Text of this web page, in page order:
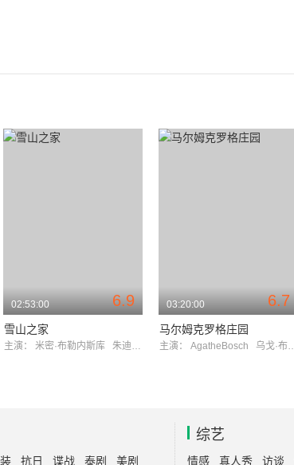
6.9
02:53:00
雪山之家
主演： 米密·布勒内斯库 朱迪思·斯泰特
6.7
03:20:00
马尔姆克罗格庄园
主演： AgatheBosch 乌戈·布罗塞特
抗日 谍战 泰剧 美剧
综艺
情感 真人秀 访谈